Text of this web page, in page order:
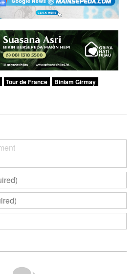
Tour de France
Biniam Girmay